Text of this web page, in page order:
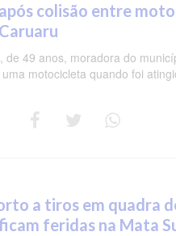
colisão entre
de 49 anos, moradora do
motocicleta quando foi
a tiros em quadra
feridas na Mata